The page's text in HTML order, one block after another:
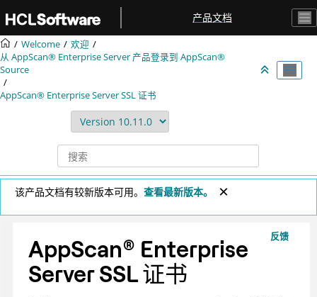
产品文档
Welcome
欢迎
从 AppScan® Enterprise Server 产品登录到 AppScan®
Source
AppScan® Enterprise ServerSSL 证书
该产品文档有较新版本可用。 查看最新版本。
反馈
AppScan® Enterprise
ServerSSL 证书